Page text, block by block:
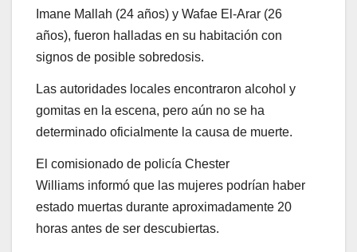
Imane Mallah (24 años) y Wafae El-Arar (26
años), fueron halladas en su habitación con
signos de posible sobredosis.
Las autoridades locales encontraron alcohol y
gomitas en la escena, pero aún no se ha
determinado oficialmente la causa de muerte.
El comisionado de policía Chester
Williams informó que las mujeres podrían haber
estado muertas durante aproximadamente 20
horas antes de ser descubiertas.